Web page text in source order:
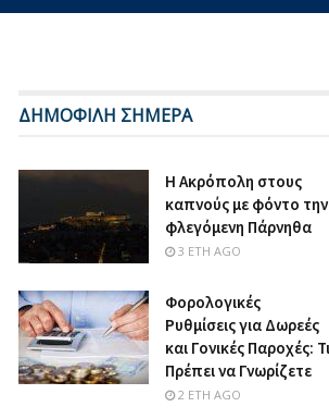
ΔΗΜΟΦΙΛΗ ΣΗΜΕΡΑ
Η Ακρόπολη στους
καπνούς με φόντο την
φλεγόμενη Πάρνηθα
3 ΈΤΗ AGO
Φορολογικές
Ρυθμίσεις για Δωρεές
και Γονικές Παροχές: Τι
Πρέπει να Γνωρίζετε
2 ΈΤΗ AGO